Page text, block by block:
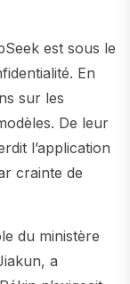
est sous le
En
sur les
De leur
l’application
crainte de
du ministère
a